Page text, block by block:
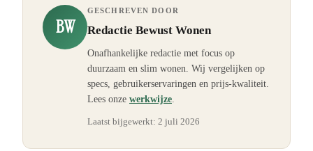
BW
GESCHREVEN DOOR
Redactie Bewust Wonen
Onafhankelijke redactie met focus op
duurzaam en slim wonen. Wij vergelijken op
specs, gebruikerservaringen en prijs-kwaliteit.
Lees onze werkwijze
Laatst bijgewerkt: 2 juli 2026